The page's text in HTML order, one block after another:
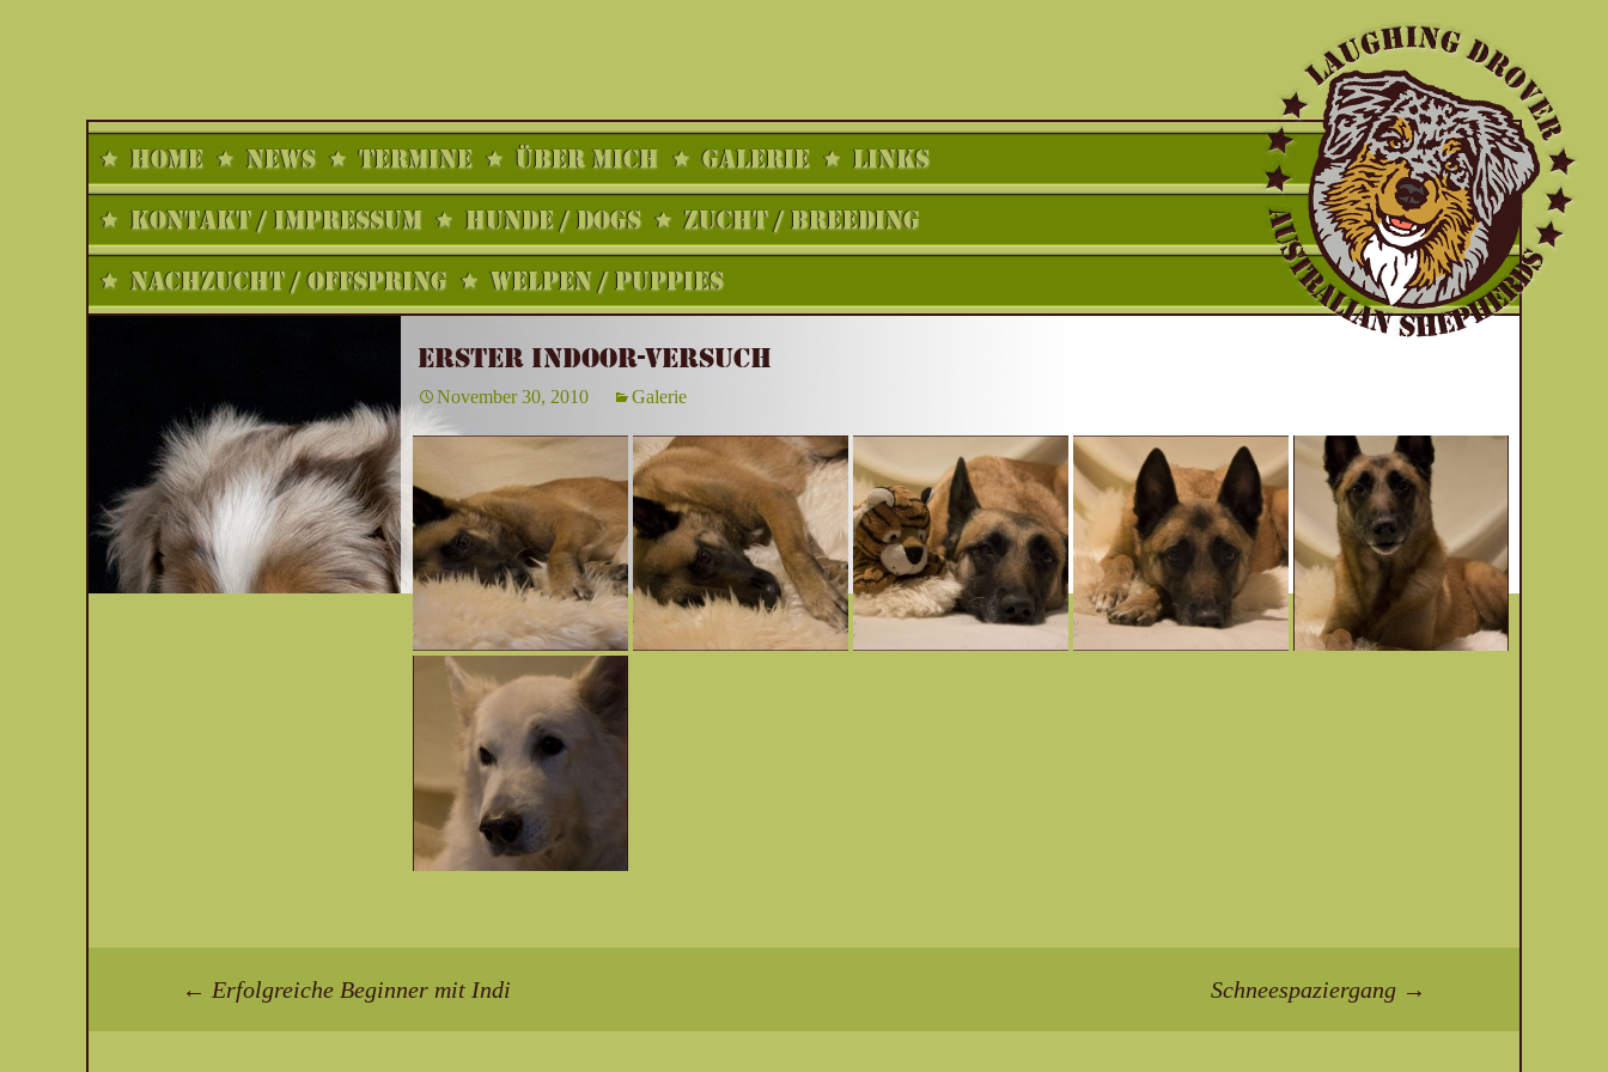
Zum
Inhalt
springen
HOME NEWS TERMINE ÜBER MICH GALERIE
LINKS
KONTAKT / IMPRESSUM
HUNDE / DOGS
ZUCHT / BREEDING
NACHZUCHT / OFFSPRING
WELPEN / PUPPIES
ERSTER INDOOR-VERSUCH
November 30, 2010 Galerie
Beitragsnavigation
← Erfolgreiche Beginner mit Indi Schneespaziergang →